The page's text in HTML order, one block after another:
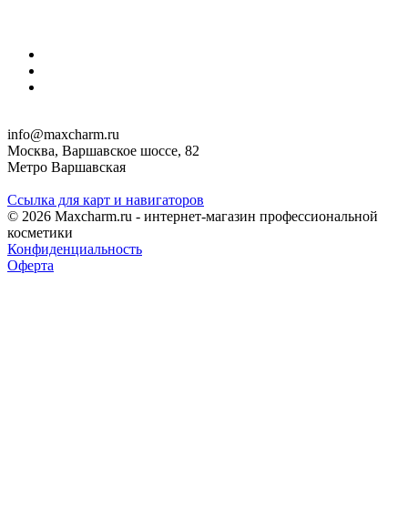
info@maxcharm.ru
Москва, Варшавское шоссе, 82
Метро Варшавская
Ссылка для карт и навигаторов
© 2026 Maxcharm.ru - интернет-магазин профессиональной
косметики
Конфиденциальность
Оферта